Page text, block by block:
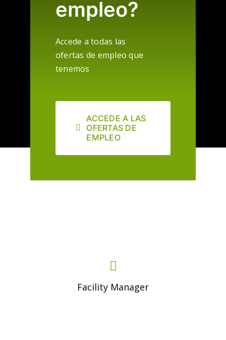
empleo?
Accede a todas las
ofertas de empleo que
tenemos
ACCEDE A LAS
OFERTAS DE
EMPLEO
Facility Manager